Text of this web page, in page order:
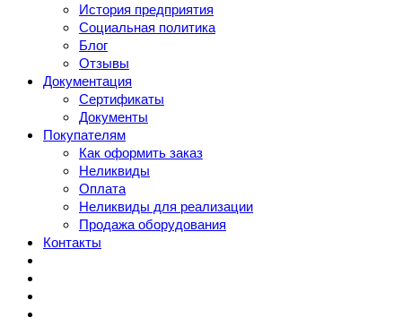
История предприятия
Социальная политика
Блог
Отзывы
Документация
Сертификаты
Документы
Покупателям
Как оформить заказ
Неликвиды
Оплата
Неликвиды для реализации
Продажа оборудования
Контакты